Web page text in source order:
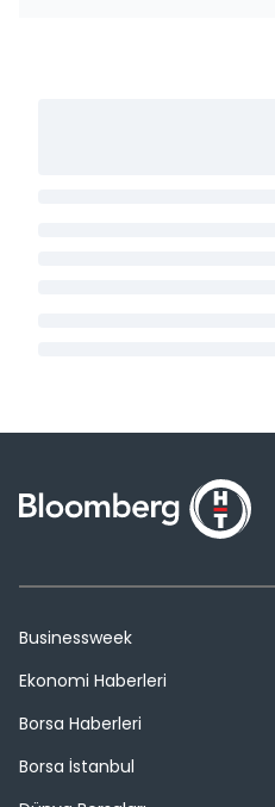
Businessweek
Ekonomi Haberleri
Borsa Haberleri
Borsa İstanbul